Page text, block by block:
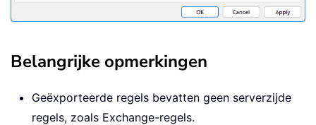
Belangrijke opmerkingen
Geëxporteerde regels bevatten geen serverzijde
regels, zoals Exchange-regels.